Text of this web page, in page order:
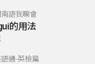
語我嘛會
的用法
通-英檢篇